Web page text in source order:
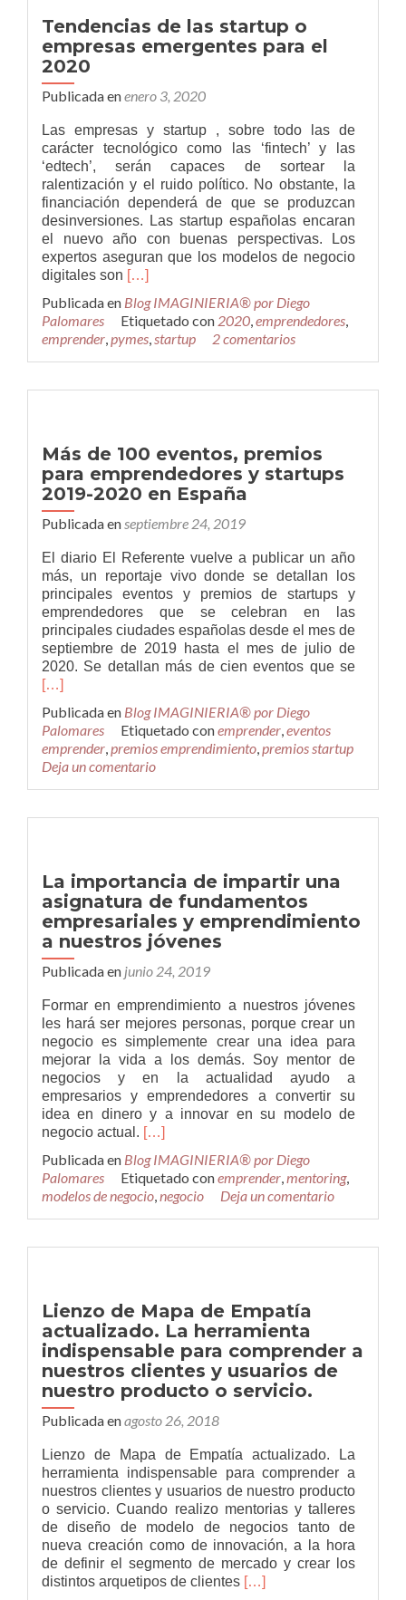
Tendencias de las startup o
empresas emergentes para el
2020
Publicada enenero 3, 2020
Las empresas y startup , sobre todo las de
carácter tecnológico como las ‘fintech’ y las
‘edtech’, serán capaces de sortear la
ralentización y el ruido político. No obstante, la
financiación dependerá de que se produzcan
desinversiones. Las startup españolas encaran
el nuevo año con buenas perspectivas. Los
expertos aseguran que los modelos de negocio
digitales son Leer
de
las
startup
o
2020
[…]
Publicada en Blog IMAGINIERIA® por Diego
Palomares
Etiquetado con 2020,emprendedores,
emprender,pymes,startup 2 comentarios
Más de 100 eventos, premios
para emprendedores y startups
2019-2020 en España
Publicada enseptiembre 24, 2019
El diario El Referente vuelve a publicar un año
más, un reportaje vivo donde se detallan los
principales eventos y premios de startups y
emprendedores que se celebran en las
principales ciudades españolas desde el mes de
septiembre de 2019 hasta el mes de julio de
2020. Se detallan más de cien eventos que seLeer
[…]
Publicada en Blog IMAGINIERIA® por Diego
Palomares
Etiquetado conemprender,eventos
emprender,premios emprendimiento,premios startup
Deja un comentario
La importancia de impartir una
asignatura de fundamentos
empresariales y emprendimiento
a nuestros jóvenes
Publicada en junio 24, 2019
Formar en emprendimiento a nuestros jóvenes
les hará ser mejores personas, porque crear un
negocio es simplemente crear una idea para
mejorar la vida a los demás. Soy mentor de
negocios y en la actualidad ayudo a
empresarios y emprendedores a convertir su
idea en dinero y a innovar en su modelo de
negocio actual. Leer
importancia
de
impartir
una
y
emprendimiento
a
nuestros
jóvenes
[…]
Publicada en Blog IMAGINIERIA® por Diego
Palomares
Etiquetado conemprender,mentoring,
modelos de negocio,negocio Deja un comentario
Lienzo de Mapa de Empatía
actualizado. La herramienta
indispensable para comprender a
nuestros clientes y usuarios de
nuestro producto o servicio.
Publicada enagosto 26, 2018
Lienzo de Mapa de Empatía actualizado. La
herramienta indispensable para comprender a
nuestros clientes y usuarios de nuestro producto
o servicio. Cuando realizo mentorias y talleres
de diseño de modelo de negocios tanto de
nueva creación como de innovación, a la hora
de definir el segmento de mercado y crear los
distintos arquetipos de clientes Leer
[…]